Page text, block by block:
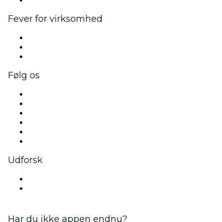
Fever for virksomhed
Følg os
Udforsk
Har du ikke appen endnu?